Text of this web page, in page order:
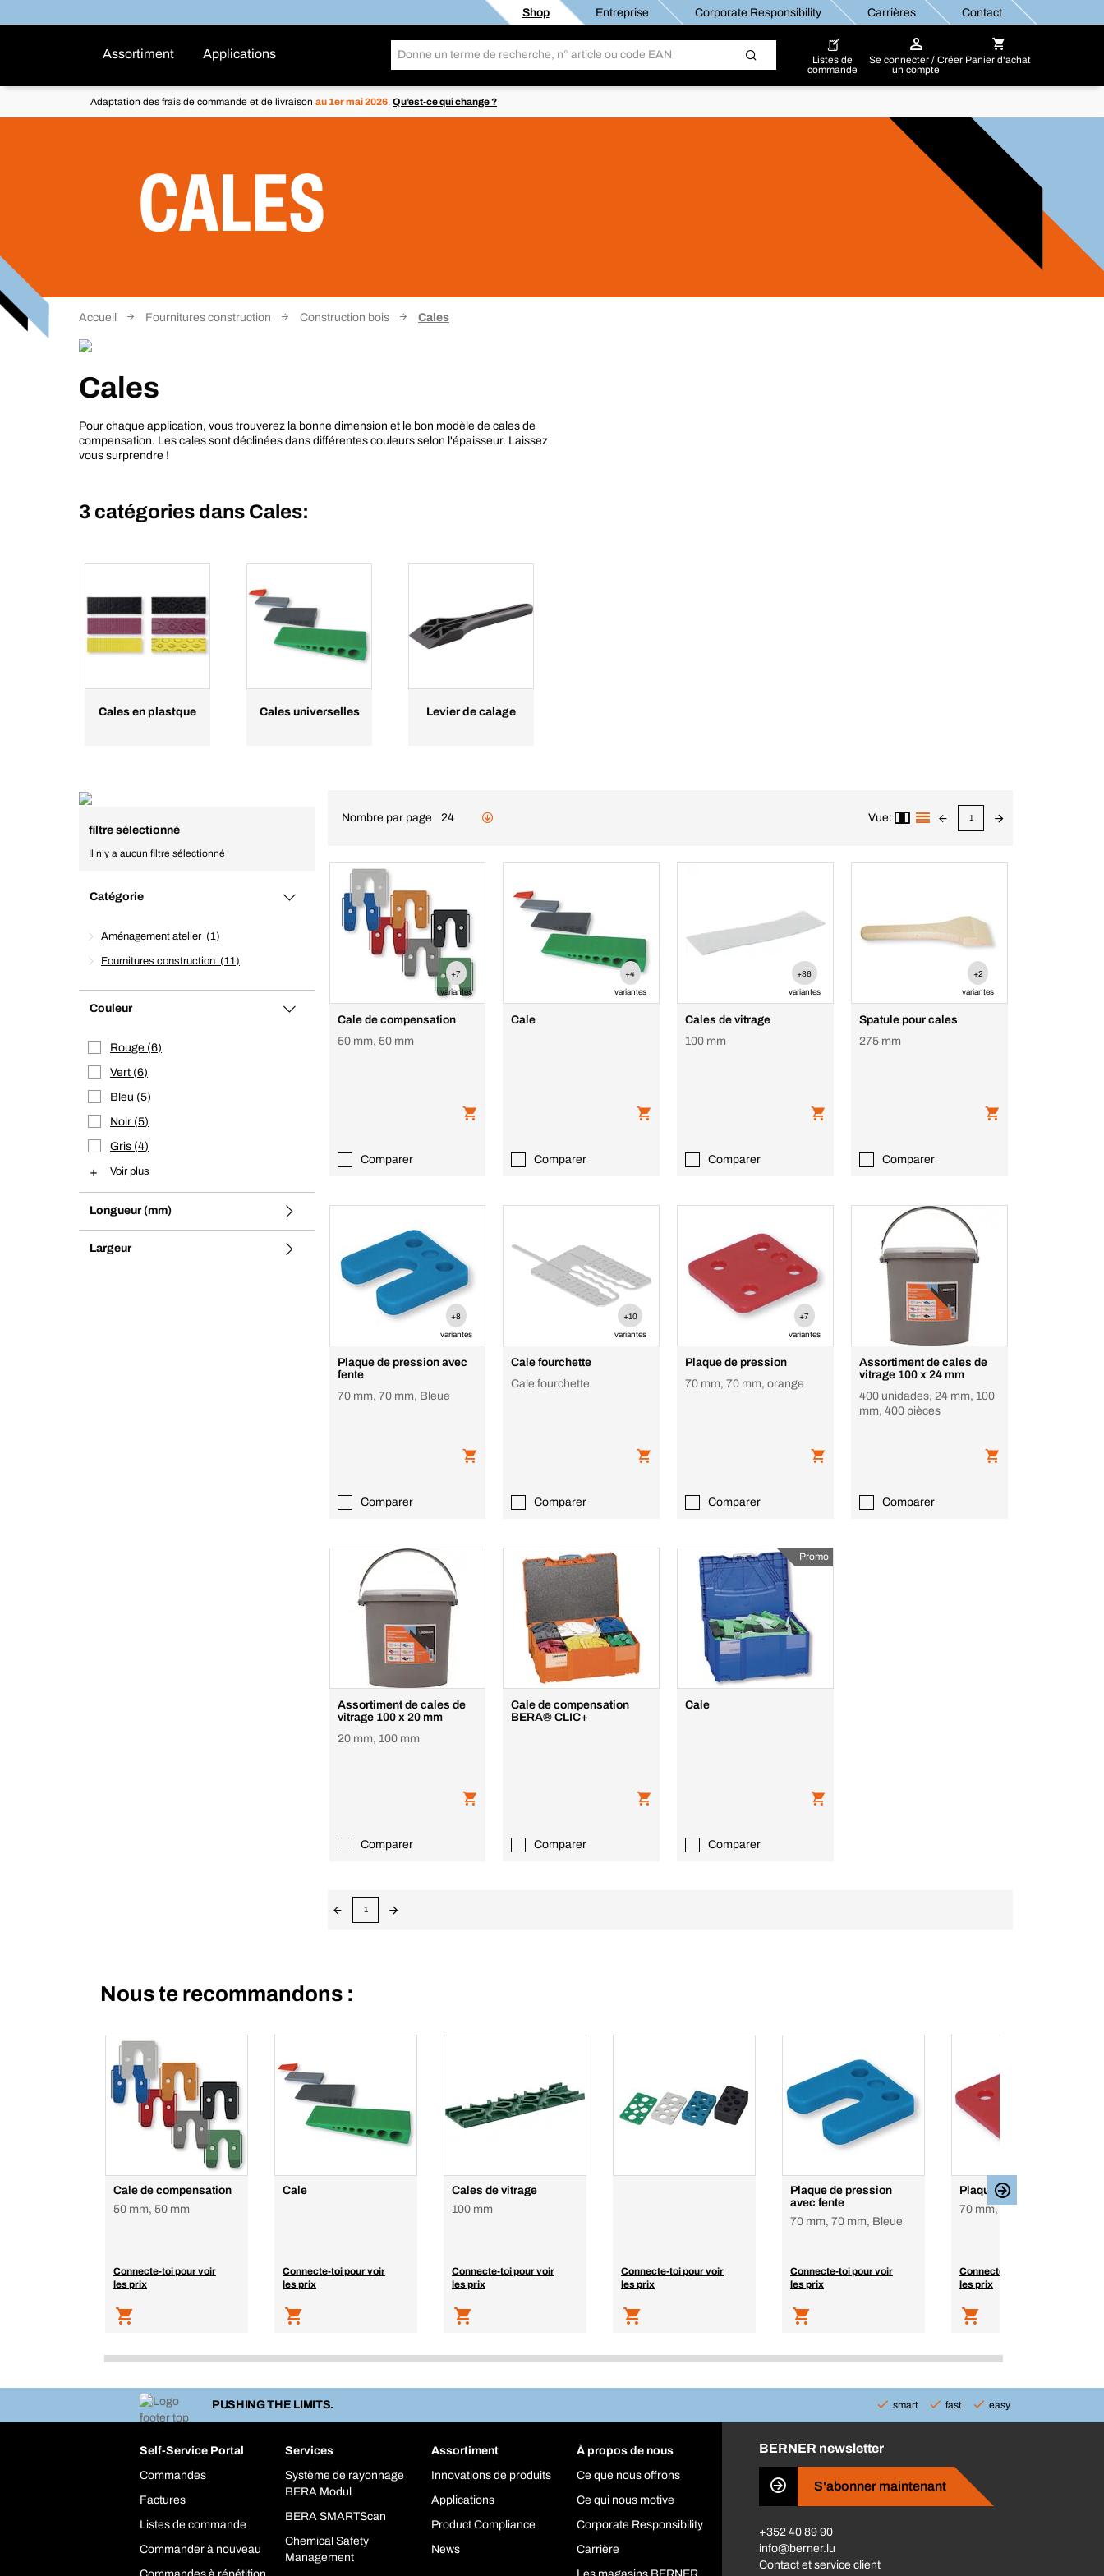
Shop Entreprise Corporate Responsibility Carrières Contact
Assortiment Applications
Listes de
commande
Se connecter / Créer
un compte
Panier d'achat
Adaptation des frais de commande et de livraison au 1er mai 2026. Qu’est-ce qui change ?
CALES
Accueil Fournitures construction Construction bois Cales
Cales
Pour chaque application, vous trouverez la bonne dimension et le bon modèle de cales de
compensation. Les cales sont déclinées dans différentes couleurs selon l'épaisseur. Laissez
vous surprendre !
3 catégories dans Cales:
Cales en plastque Cales universelles Levier de calage
filtre sélectionné
Il n’y a aucun filtre sélectionné
Catégorie
Aménagement atelier 1
Fournitures construction 11
Couleur
Rouge 6
Vert 6
Bleu 5
Noir 5
Gris 4
Voir plus
Longueur (mm)
Largeur
Nombre par page 24 Vue: 1
+7
variantes
Cale de compensation
50 mm, 50 mm
Comparer
+4
variantes
Cale
Comparer
+36
variantes
Cales de vitrage
100 mm
Comparer
+2
variantes
Spatule pour cales
275 mm
Comparer
+8
variantes
Plaque de pression avec
fente
70 mm, 70 mm, Bleue
Comparer
+10
variantes
Cale fourchette
Cale fourchette
Comparer
+7
variantes
Plaque de pression
70 mm, 70 mm, orange
Comparer
Assortiment de cales de
vitrage 100 x 24 mm
400 unidades, 24 mm, 100
mm, 400 pièces
Comparer
Assortiment de cales de
vitrage 100 x 20 mm
20 mm, 100 mm
Comparer
Cale de compensation
BERA® CLIC+
Comparer
Promo
Cale
Comparer
1
Nous te recommandons :
Cale de compensation
50 mm, 50 mm
Connecte-toi pour voir
les prix
Cale
Connecte-toi pour voir
les prix
Cales de vitrage
100 mm
Connecte-toi pour voir
les prix
Connecte-toi pour voir
les prix
Plaque de pression
avec fente
70 mm, 70 mm, Bleue
Connecte-toi pour voir
les prix
Plaque de pression
70 mm, 70 mm, orange
Connecte-toi pour voir
les prix
PUSHING THE LIMITS. smart fast easy
Self-Service Portal
Commandes
Factures
Listes de commande
Commander à nouveau
Services
Système de rayonnage
BERA Modul
BERA SMARTScan
Chemical Safety
Management
Assortiment
Innovations de produits
Applications
Product Compliance
News
À propos de nous
Ce que nous offrons
Ce qui nous motive
Corporate Responsibility
Carrière
BERNER newsletter
S'abonner maintenant
+352 40 89 90
info@berner.lu
Contact et service client